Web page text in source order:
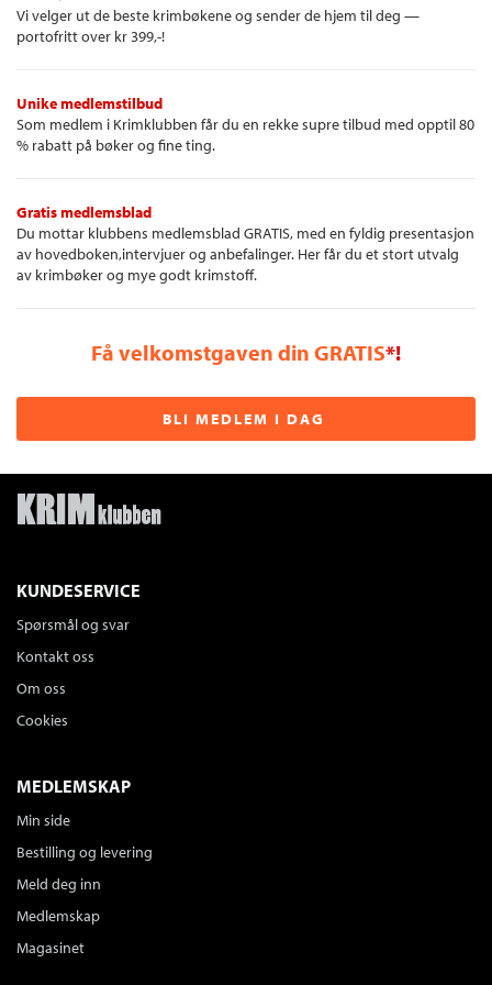
Vi velger ut de beste krimbøkene og sender de hjem til deg —
portofritt over kr 399,-!
Unike medlemstilbud
Som medlem i Krimklubben får du en rekke supre tilbud med opptil 80
% rabatt på bøker og fine ting.
Gratis medlemsblad
Du mottar klubbens medlemsblad GRATIS, med en fyldig presentasjon
av hovedboken,intervjuer og anbefalinger. Her får du et stort utvalg
av krimbøker og mye godt krimstoff.
Få velkomstgaven din GRATIS*!
BLI MEDLEM I DAG
KUNDESERVICE
Spørsmål og svar
Kontakt oss
Om oss
Cookies
MEDLEMSKAP
Min side
Bestilling og levering
Meld deg inn
Medlemskap
Magasinet